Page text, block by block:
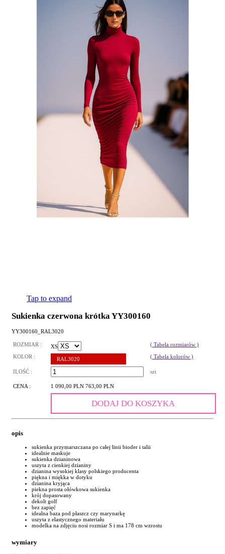
Tap to expand
Sukienka czerwona krótka YY300160
YY300160_RAL3020
ROZMIAR : XS
( Tabela rozmiarów )
KOLOR :
RAL3020 ( Tabela kolorów )
ILOŚĆ : szt
CENA : 1 090,00 PLN 763,00 PLN
DODAJ DO KOSZYKA
opis
sukienka przymarszczana po całej linii bioder i talii
idealnie maskuje
sukienka dzianinowa
uszyta z cienkiej dzianiny
dzianina wysokiej klasy polskiego producenta
piękna i miękka w dotyku
dzianina kryjąca
piekna prosta ołówkowa sukienka
krój dopasowany
dekolt golf
bez zapięć
idealna baza pod płaszcz czy marynarkę
uszyta z elastycznego materiału
modelka na zdjęciu nosi rozmiar S i ma 178 cm wzrostu
wymiary